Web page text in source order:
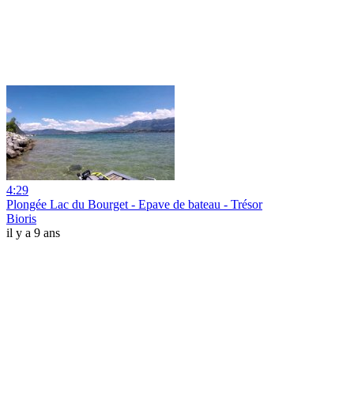
4:29
Plongée Lac du Bourget - Epave de bateau - Trésor
Bioris
il y a 9 ans